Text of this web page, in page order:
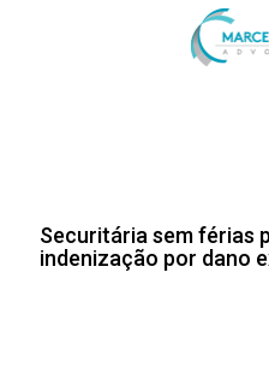
Securitária sem férias
indenização por dano